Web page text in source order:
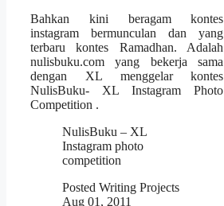
Bahkan kini beragam kontes
instagram bermunculan dan yang
terbaru kontes Ramadhan. Adalah
nulisbuku.com yang bekerja sama
dengan XL menggelar kontes
NulisBuku- XL Instagram Photo
Competition .
NulisBuku – XL
Instagram photo
competition
Posted Writing Projects
Aug 01, 2011